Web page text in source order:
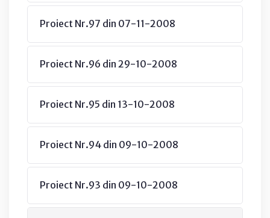
Proiect Nr.97 din 07-11-2008
Proiect Nr.96 din 29-10-2008
Proiect Nr.95 din 13-10-2008
Proiect Nr.94 din 09-10-2008
Proiect Nr.93 din 09-10-2008